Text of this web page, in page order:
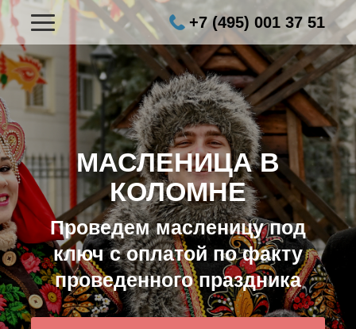
+7 (495) 001 37 51
МАСЛЕНИЦА В
КОЛОМНЕ
Проведем масленицу под
ключ с оплатой по факту
проведенного праздника